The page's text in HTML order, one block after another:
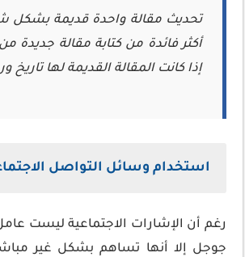
تحديث مقالة واحدة قديمة بشكل
أكثر فائدة من كتابة مقالة جديدة
إذا كانت المقالة القديمة لها تاريخ
استخدام وسائل التواصل
رغم أن الإشارات الاجتماعية ليست
جوجل إلا أنها تساهم بشكل غير